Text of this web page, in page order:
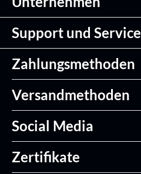
Support und Service
Zahlungsmethoden
Versandmethoden
Social Media
Zertifikate